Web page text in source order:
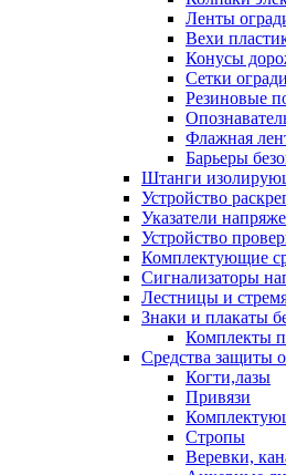
Ленты
Вехи
Конусы
Сетки
Резиновые
Флажная
Барьеры
Штанги
Устройство
Указатели
Устройство
Комплектующие
Сигнализаторы
Лестницы и
Знаки и плакаты
Комплекты
Средства защиты
Когти,лазы
Привязи
Стропы
Веревки,